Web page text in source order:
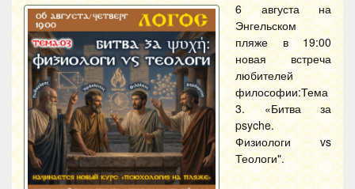
6 августа на
Энгельском
пляже в 19:00
новая встреча
любителей
философии:Тема
3. «Битва за
psyche.
Физиологи vs
Теологи".